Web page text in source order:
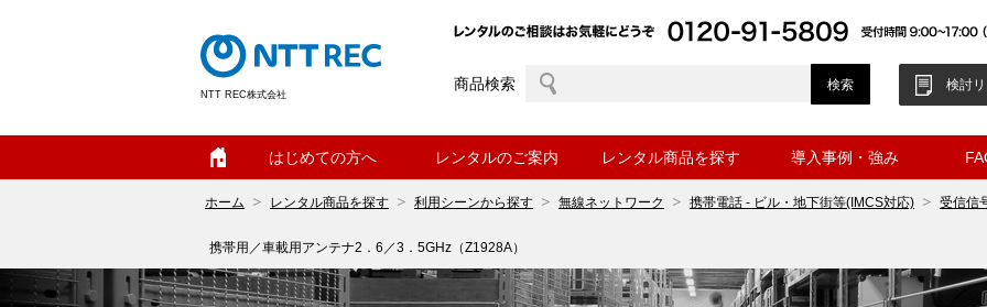
NTT REC株式会社
商品検索 検討リ
はじめての方へ レンタルのご案内 レンタル商品を探す 導入事例・強み
ホーム レンタル商品を探す 利用シーンから探す 無線ネットワーク 携帯電話 - ビル・地下街等(IMCS対応) 受信信
携帯用／車載用アンテナ2．6／3．5GHz（Z1928A）